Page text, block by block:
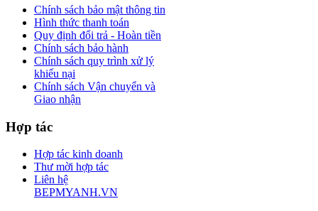
Chính sách bảo mật thông tin
Hình thức thanh toán
Quy định đổi trả - Hoàn tiền
Chính sách bảo hành
Chính sách quy trình xử lý
khiếu nại
Chính sách Vận chuyển và
Giao nhận
Hợp tác
Hợp tác kinh doanh
Thư mời hợp tác
Liên hệ
BEPMYANH.VN